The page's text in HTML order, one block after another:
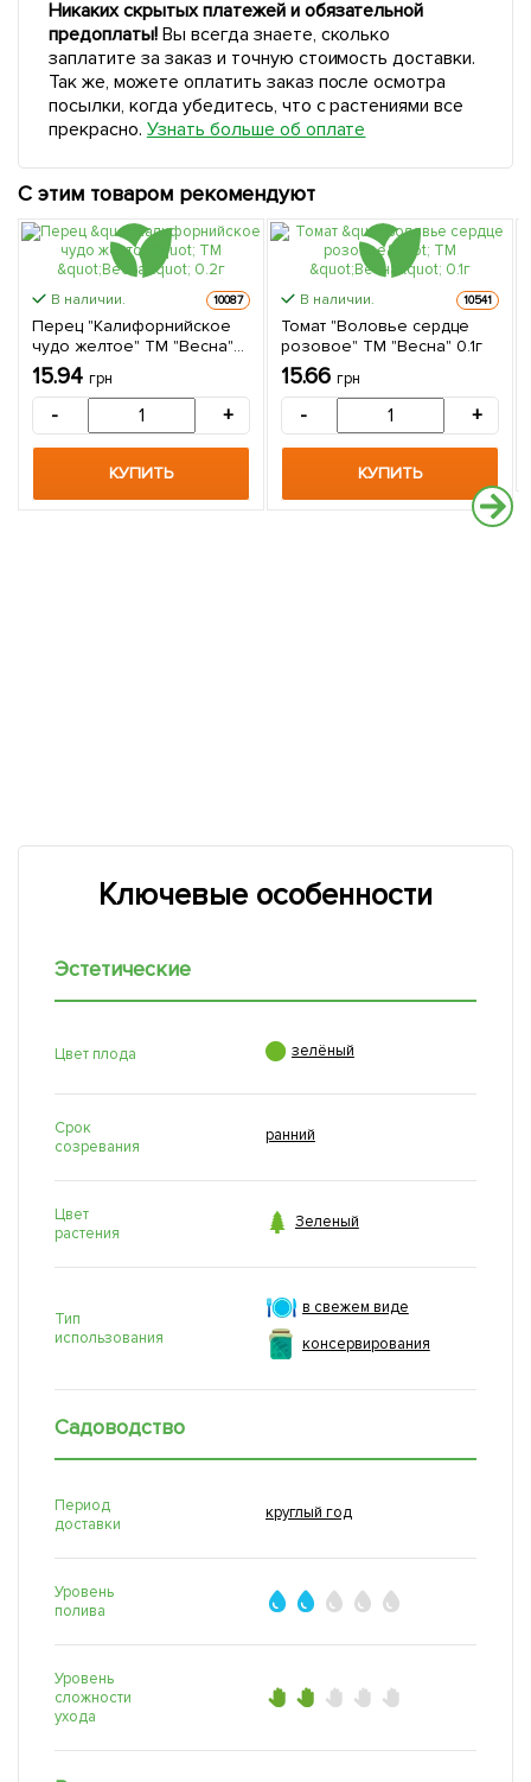
Никаких скрытых платежей и обязательной
предоплаты!Вы всегда знаете, сколько
заплатите за заказ и точную стоимость доставки.
Так же, можете оплатить заказ после осмотра
посылки, когда убедитесь, что с растениями все
прекрасно. Узнать больше об оплате
С этим товаром рекомендуют
В наличии. 10087
Перец "Калифорнийское
чудо желтое" ТМ "Весна"
0.2г
15.94 грн
- +
КУПИТЬ
В наличии. 10541
Томат "Воловье сердце
розовое" ТМ "Весна" 0.1г
15.66 грн
- +
КУПИТЬ
Ключевые особенности
Эстетические
Цвет плода  зелёный
Срок
созревания
ранний
Цвет
растения
 Зеленый
Тип
использования
в свежем виде
консервирования
Садоводство
Период
доставки
круглый год
Уровень
полива
Уровень
сложности
ухода